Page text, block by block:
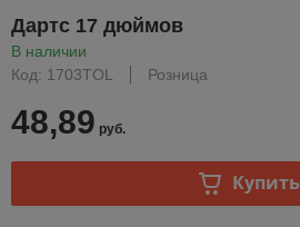
Дартс 17 дюймов
В наличии
Код: 1703TOL
Розница
48,89 руб.
Купить